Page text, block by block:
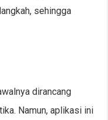
sehingga
dirancang
Namun, aplikasi ini